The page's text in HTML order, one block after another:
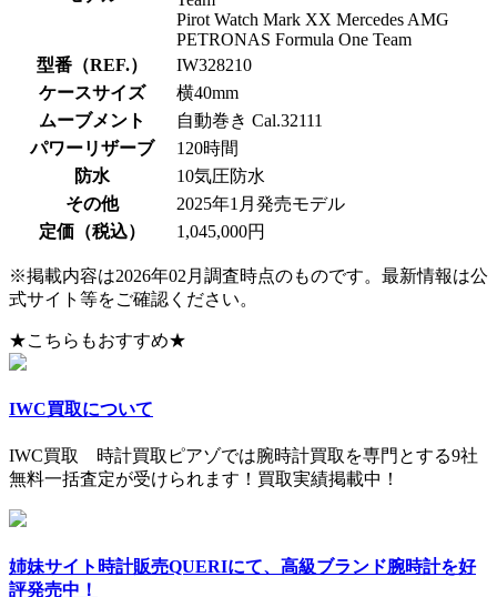
Pirot Watch Mark XX Mercedes AMG
PETRONAS Formula One Team
型番（REF.）
IW328210
ケースサイズ
横40mm
ムーブメント
自動巻き Cal.32111
パワーリザーブ
120時間
防水
10気圧防水
その他
2025年1月発売モデル
定価（税込）
1,045,000円
※掲載内容は2026年02月調査時点のものです。最新情報は公
式サイト等をご確認ください。
★こちらもおすすめ★
IWC買取について
IWC買取 時計買取ピアゾでは腕時計買取を専門とする9社
無料一括査定が受けられます！買取実績掲載中！
姉妹サイト時計販売QUERIにて、高級ブランド腕時計を好
評発売中！